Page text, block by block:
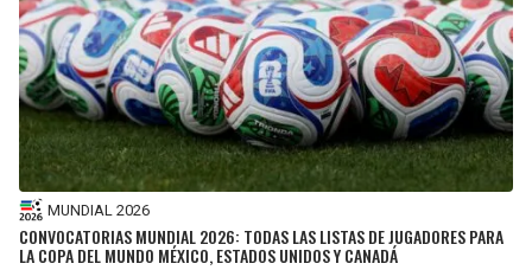
MUNDIAL 2026
CONVOCATORIAS MUNDIAL 2026: TODAS LAS LISTAS DE JUGADORES PARA
LA COPA DEL MUNDO MÉXICO, ESTADOS UNIDOS Y CANADÁ